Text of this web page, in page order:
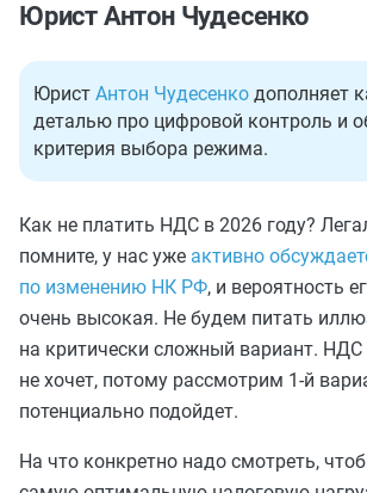
Юрист Антон Чудесенко
Юрист Антон Чудесенко дополняет
деталью про цифровой контроль и
критерия выбора режима.
Как не платить НДС в 2026 году?
помните, у нас уже активно
по изменению НК РФ, и вероятность
очень высокая. Не будем питать
на критически сложный вариант. НДС
не хочет, потому рассмотрим 1-й
потенциально подойдет.
На что конкретно надо смотреть,